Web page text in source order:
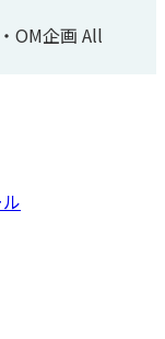
OM企画 All